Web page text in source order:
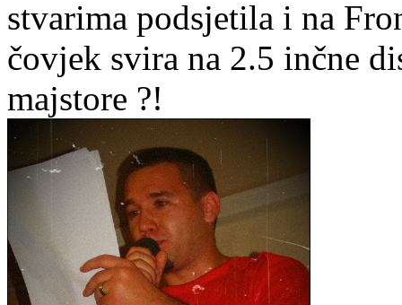
stvarima podsjetila i na
čovjek svira na 2.5 inčne
majstore ?!